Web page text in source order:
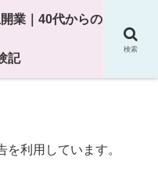
クリーニング独立の現実
利用しています。
業｜40代からの
記
検索